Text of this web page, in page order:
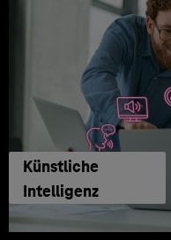
Künstliche
Intelligenz